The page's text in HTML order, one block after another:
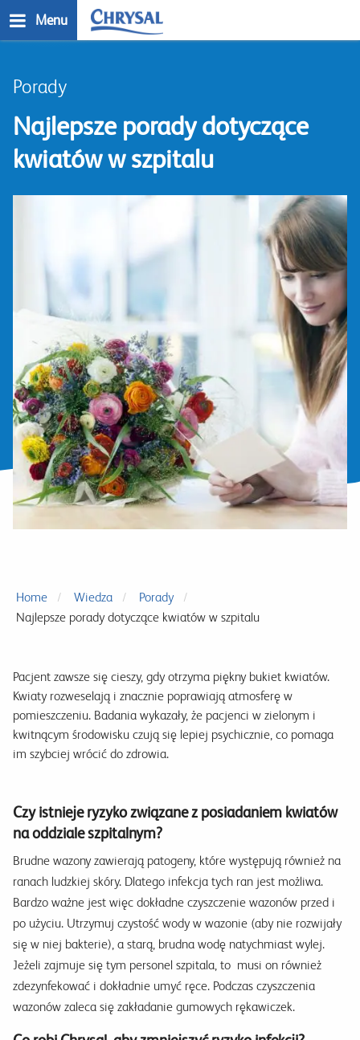
do
Menu
Porady
Najlepsze porady dotyczące
kwiatów w szpitalu
Home Wiedza
Porady
Najlepsze porady dotyczące kwiatów w szpitalu
Pacjent zawsze się cieszy, gdy otrzyma piękny bukiet kwiatów.
Kwiaty rozweselają i znacznie poprawiają atmosferę w
pomieszczeniu. Badania wykazały, że pacjenci w zielonym i
kwitnącym środowisku czują się lepiej psychicznie, co pomaga
im szybciej wrócić do zdrowia.
Czy istnieje ryzyko związane z posiadaniem kwiatów
na oddziale szpitalnym?
Brudne wazony zawierają patogeny, które występują również na
ranach ludzkiej skóry. Dlatego infekcja tych ran jest możliwa.
Bardzo ważne jest więc dokładne czyszczenie wazonów przed i
po użyciu. Utrzymuj czystość wody w wazonie (aby nie rozwijały
się w niej bakterie), a starą, brudna wodę natychmiast wylej.
Jeżeli zajmuje się tym personel szpitala, to musi on również
zdezynfekować i dokładnie umyć ręce. Podczas czyszczenia
wazonów zaleca się zakładanie gumowych rękawiczek.